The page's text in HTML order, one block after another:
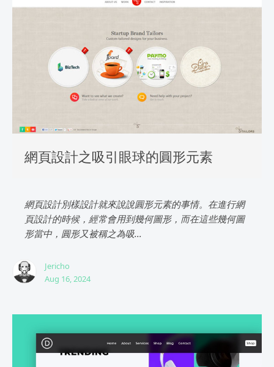
網頁設計之吸引眼球的圓形元素
網頁設計別樣設計就來說說圓形元素的事情。在進行網
頁設計的時候，經常會用到幾何圖形，而在這些幾何圖
形當中，圓形又被稱之為吸...
Jericho
Aug 16, 2024